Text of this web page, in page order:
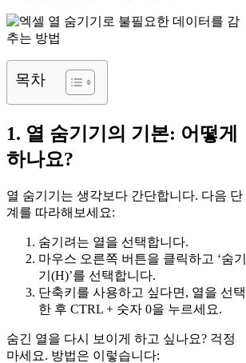
목차
1. 열 숨기기의 기본: 어떻게
하나요?
열 숨기기는 생각보다 간단합니다. 다음 단
계를 따라해보세요:
숨기려는 열을 선택합니다.
마우스 오른쪽 버튼을 클릭하고 ‘숨기
기(H)’를 선택합니다.
단축키를 사용하고 싶다면, 열을 선택
한 후 CTRL + 숫자 0을 누르세요.
숨긴 열을 다시 보이게 하고 싶나요? 걱정
마세요. 방법은 이렇습니다: